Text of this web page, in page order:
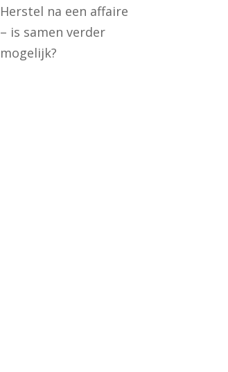
Herstel na een affaire
– is samen verder
mogelijk?